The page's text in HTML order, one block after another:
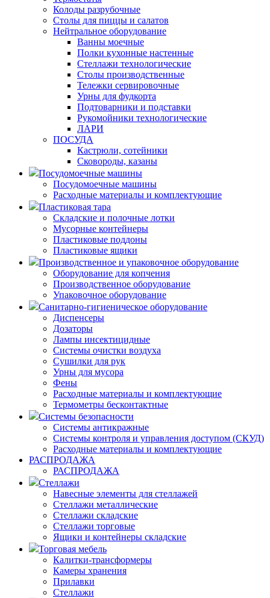
Колоды разрубочные
Столы для пиццы и салатов
Нейтральное оборудование
Ванны моечные
Полки кухонные настенные
Стеллажи технологические
Столы производственные
Тележки сервировочные
Урны для фудкорта
Подтоварники и подставки
Рукомойники технологические
ЛАРИ
ПОСУДА
Кастрюли, сотейники
Сковороды, казаны
Посудомоечные машины
Посудомоечные машины
Расходные материалы и комплектующие
Пластиковая тара
Складские и полочные лотки
Мусорные контейнеры
Пластиковые поддоны
Пластиковые ящики
Производственное и упаковочное оборудование
Оборудование для копчения
Производственное оборудование
Упаковочное оборудование
Санитарно-гигиеническое оборудование
Диспенсеры
Дозаторы
Лампы инсектицидные
Системы очистки воздуха
Сушилки для рук
Урны для мусора
Фены
Расходные материалы и комплектующие
Термометры бесконтактные
Системы безопасности
Системы антикражные
Системы контроля и управления доступом (СКУД)
Расходные материалы и комплектующие
РАСПРОДАЖА
РАСПРОДАЖА
Стеллажи
Навесные элементы для стеллажей
Стеллажи металлические
Стеллажи складские
Стеллажи торговые
Ящики и контейнеры складские
Торговая мебель
Калитки-трансформеры
Камеры хранения
Прилавки
Стеллажи